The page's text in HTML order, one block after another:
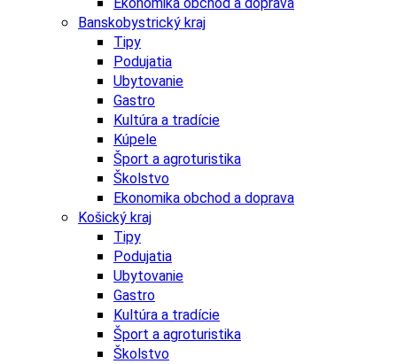
Banskobystrický kraj
Tipy
Podujatia
Ubytovanie
Gastro
Kultúra a tradície
Kúpele
Šport a agroturistika
Školstvo
Ekonomika obchod a doprava
Košický kraj
Tipy
Podujatia
Ubytovanie
Gastro
Kultúra a tradície
Šport a agroturistika
Školstvo